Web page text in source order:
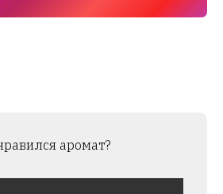
аромат?